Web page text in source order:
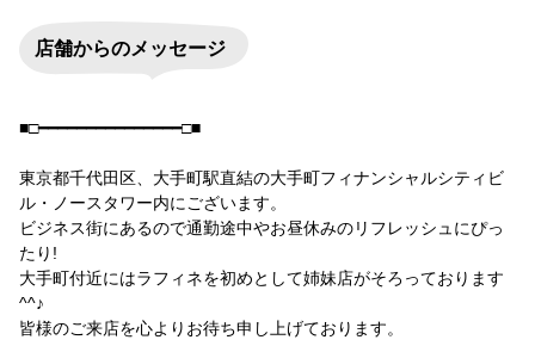
店舗からのメッセージ
■□━━━━━━━━━━━━━━━□■
東京都千代田区、大手町駅直結の大手町フィナンシャルシティビ
ル・ノースタワー内にございます。
ビジネス街にあるので通勤途中やお昼休みのリフレッシュにぴっ
たり!
大手町付近にはラフィネを初めとして姉妹店がそろっております
^^♪
皆様のご来店を心よりお待ち申し上げております。